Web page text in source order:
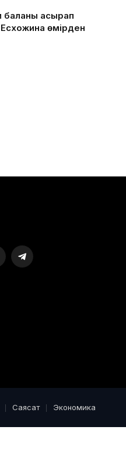
баланы асырап
Есхожина өмірден
Telegram
Саясат Экономика